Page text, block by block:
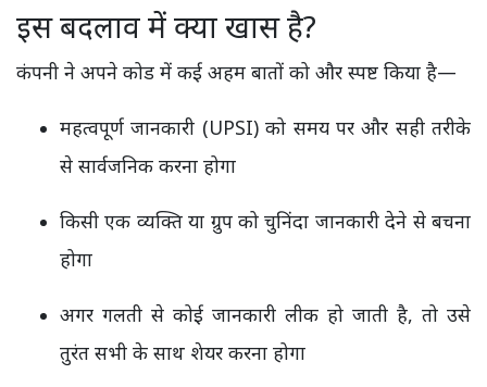
इस बदलाव में क्या खास है?
कंपनी ने अपने कोड में कई अहम बातों को और स्पष्ट किया है—
महत्वपूर्ण जानकारी (UPSI) को समय पर और सही तरीके
से सार्वजनिक करना होगा
किसी एक व्यक्ति या ग्रुप को चुनिंदा जानकारी देने से बचना
होगा
अगर गलती से कोई जानकारी लीक हो जाती है, तो उसे
तुरंत सभी के साथ शेयर करना होगा